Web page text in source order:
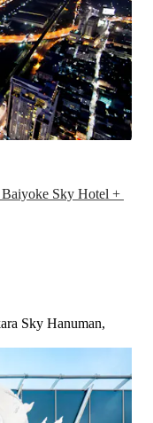
Sky Hotel +
Sky Hanuman,